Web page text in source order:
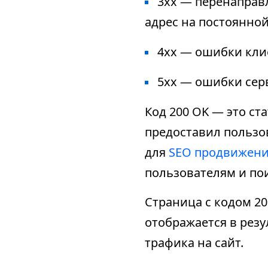
адрес на
4xx — ошибки
5xx — ошибки
Код 200 OK — это
предоставил
для SEO
пользователям и
Страница с кодом
отображается в
трафика на сайт.